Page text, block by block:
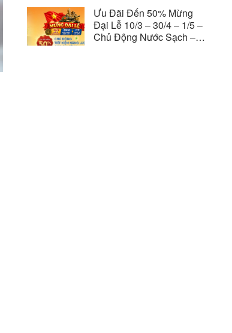
Ưu Đãi Đến 50% Mừng
Đại Lễ 10/3 – 30/4 – 1/5 –
Chủ Động Nước Sạch –